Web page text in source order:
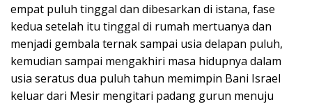
empat puluh tinggal dan dibesarkan di istana, fase
kedua setelah itu tinggal di rumah mertuanya dan
menjadi gembala ternak sampai usia delapan puluh,
kemudian sampai mengakhiri masa hidupnya dalam
usia seratus dua puluh tahun memimpin Bani Israel
keluar dari Mesir mengitari padang gurun menuju